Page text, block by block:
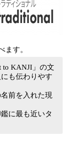
ます。
to KANJI」の文
も伝わりやす
前を入れた現
に最も近いタ